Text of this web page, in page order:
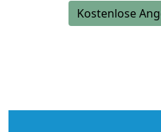
Kostenlose